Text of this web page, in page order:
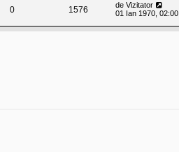
0 1576 de Vizitator
01 Ian 1970, 02:00